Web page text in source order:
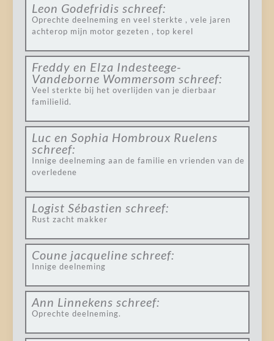
Leon Godefridis schreef:
Oprechte deelneming en veel sterkte , vele jaren
achterop mijn motor gezeten , top kerel
Freddy en Elza Indesteege-
Vandeborne Wommersom schreef:
Veel sterkte bij het overlijden van je dierbaar
familielid.
Luc en Sophia Hombroux Ruelens
schreef:
Innige deelneming aan de familie en vrienden van de
overledene
Logist Sébastien schreef:
Rust zacht makker
Coune jacqueline schreef:
Innige deelneming
Ann Linnekens schreef:
Oprechte deelneming.